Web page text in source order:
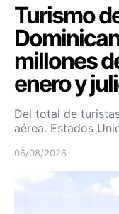
Turismo
millones
enero y
Del total de
aérea. Estados
06/08/2026